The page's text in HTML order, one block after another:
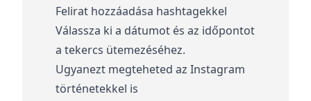
Felirat hozzáadása hashtagekkel
Válassza ki a dátumot és az időpontot
a tekercs ütemezéséhez.
Ugyanezt megteheted az Instagram
történetekkel is